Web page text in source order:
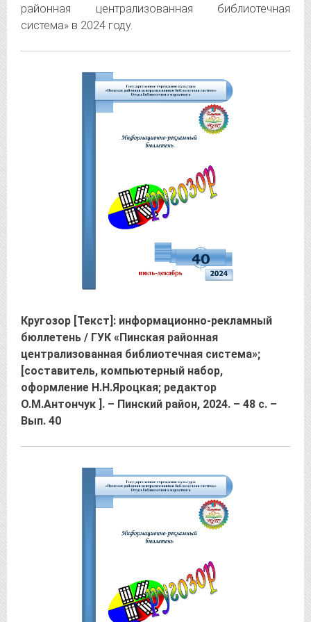
районная централизованная библиотечная
система» в 2024 году.
Кругозор [Текст]: информационно-рекламный
бюллетень / ГУК «Пинская районная
централизованная библиотечная система»;
[составитель, компьютерный набор,
оформление Н.Н.Яроцкая; редактор
О.М.Антончук ]. – Пинский район, 2024. – 48 с. –
Вып. 40